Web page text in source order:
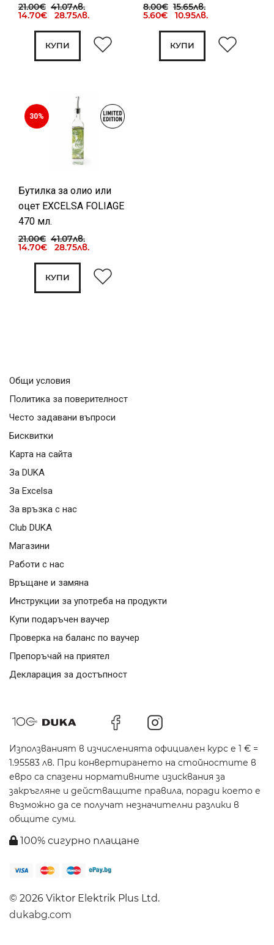
21.00€ 41.07лв.
14.70€ 28.75лв.
КУПИ
8.00€ 15.65лв.
5.60€ 10.95лв.
КУПИ
30%
Бутилка за олио или
оцет EXCELSA FOLIAGE
470 мл.
21.00€ 41.07лв.
14.70€ 28.75лв.
КУПИ
Общи условия
Политика за поверителност
Често задавани въпроси
Бисквитки
Карта на сайта
За DUKA
За Excelsa
За връзка с нас
Club DUKA
Магазини
Работи с нас
Връщане и замяна
Инструкции за употреба на продукти
Купи подаръчен ваучер
Проверка на баланс по ваучер
Препоръчай на приятел
Декларация за достъпност
Използваният в изчисленията официален курс е 1 € =
1.95583 лв. При конвертирането на стойностите в
евро са спазени нормативните изисквания за
закръгляне и действащите правила, поради което е
възможно да се получат незначителни разлики в
общите суми.
100% сигурно плащане
© 2026 Viktor Elektrik Plus Ltd.
dukabg.com